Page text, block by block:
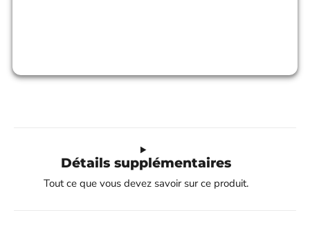
Détails supplémentaires
Tout ce que vous devez savoir sur ce produit.